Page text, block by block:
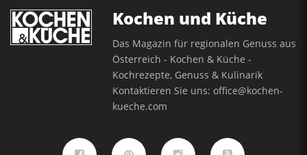
Kochen und Küche
Das Magazin für regionalen Genuss aus
Österreich - Kochen & Küche -
Kochrezepte, Genuss & Kulinarik
Kontaktieren Sie uns:office@kochen-
kueche.com